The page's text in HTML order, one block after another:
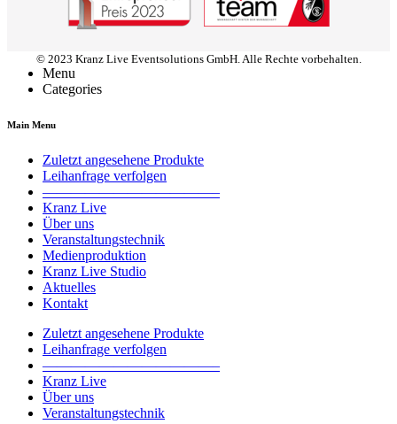
© 2023 Kranz Live Eventsolutions GmbH. Alle Rechte vorbehalten.
Menu
Categories
Main Menu
Zuletzt angesehene Produkte
Leihanfrage verfolgen
————————————–
Kranz Live
Über uns
Veranstaltungstechnik
Medienproduktion
Kranz Live Studio
Aktuelles
Kontakt
Zuletzt angesehene Produkte
Leihanfrage verfolgen
————————————–
Kranz Live
Über uns
Veranstaltungstechnik